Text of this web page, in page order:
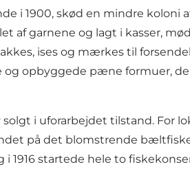
i 1900, skød en mindre
af garnene og lagt i kasser,
ises og mærkes til
opbyggede pæne formuer,
solgt i uforarbejdet tilstand.
på det blomstrende
1916 startede hele to